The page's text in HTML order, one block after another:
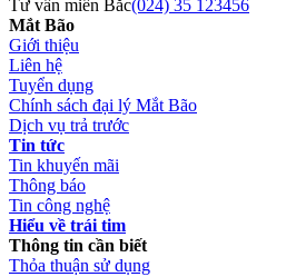
Tư vấn miền Bắc(024) 35 123456
Mắt Bão
Giới thiệu
Liên hệ
Tuyển dụng
Chính sách đại lý Mắt Bão
Dịch vụ trả trước
Tin tức
Tin khuyến mãi
Thông báo
Tin công nghệ
Hiểu về trái tim
Thông tin cần biết
Thỏa thuận sử dụng